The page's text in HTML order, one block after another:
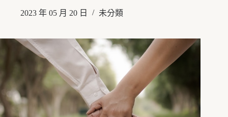
2023 年 05 月 20 日 未分類